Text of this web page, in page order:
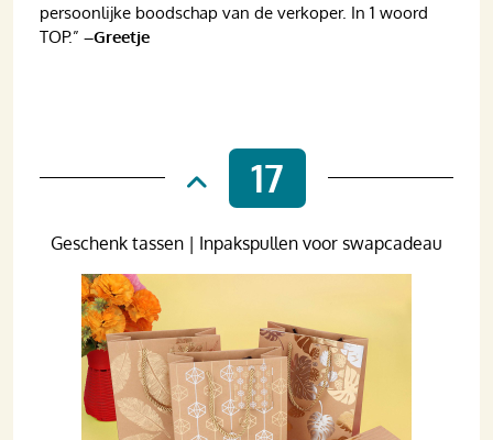
persoonlijke boodschap van de verkoper. In 1 woord
TOP.” –Greetje
17
Geschenk tassen | Inpakspullen voor swapcadeau